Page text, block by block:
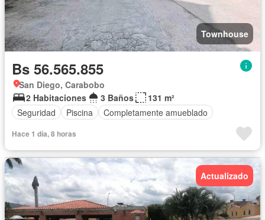
Townhouse
Bs 56.565.855
San Diego, Carabobo
2 Habitaciones
3 Baños
131 m²
Seguridad
Piscina Completamente amueblado
Hace 1 día, 8 horas
Actualizado